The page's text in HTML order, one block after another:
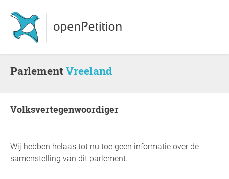
ParlementVreeland
Volksvertegenwoordiger
Wij hebben helaas tot nu toe geen informatie over de
samenstelling van dit parlement.